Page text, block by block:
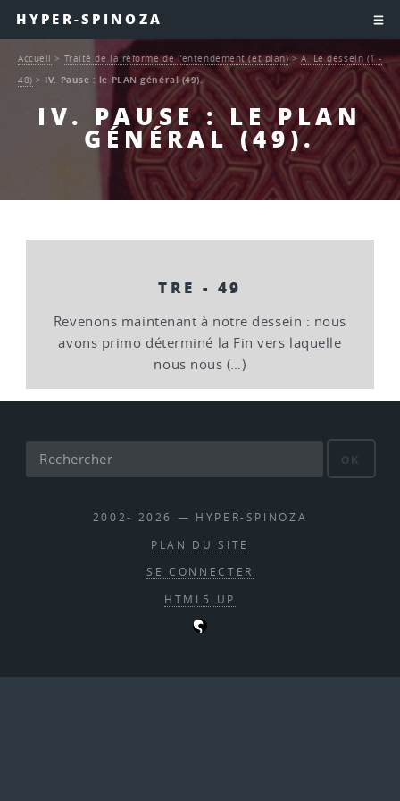
HYPER-SPINOZA
IV. PAUSE : LE PLAN
GÉNÉRAL (49).
Accueil > Traité de la réforme de l’entendement (et plan)>A. Le dessein (1 -
48) > IV. Pause : le PLAN général (49).
TRE - 49
Revenons maintenant à notre dessein : nous
avons primo déterminé la Fin vers laquelle
nous nous (…)
OK
2002- 2026 — HYPER-SPINOZA
PLAN DU SITE
SE CONNECTER
HTML5 UP